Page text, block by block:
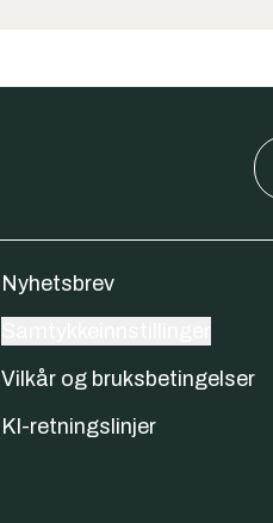
Nyhetsbrev
Vilkår og bruksbetingelser
KI-retningslinjer